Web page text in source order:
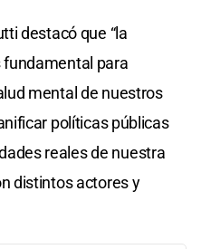
destacó que “la
fundamental para
mental de nuestros
políticas públicas
reales de nuestra
distintos actores y